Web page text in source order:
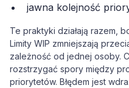
jawna kolejność
Te praktyki działają razem,
Limity WIP zmniejszają
zależność od jednej osoby.
rozstrzygać spory między
priorytetów. Błędem jest